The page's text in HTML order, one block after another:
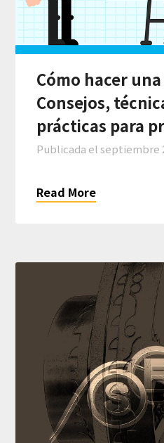
Cómo hacer
Consejos,
prácticas para
Publicada elseptiembre
Read More